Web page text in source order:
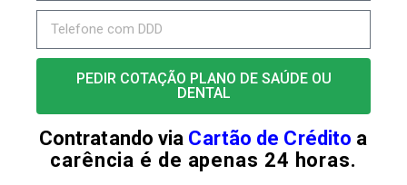
PEDIR COTAÇÃO PLANO DE SAÚDE OU
DENTAL
Contratando via Cartão de Crédito a
carência é de apenas 24 horas.